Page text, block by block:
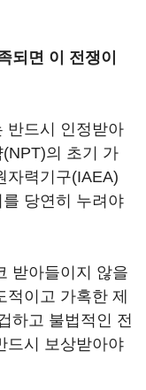
되면 이 전쟁이
반드시 인정받아
의 초기 가
자력기구(IAEA)
당연히 누려야
받아들이지 않을
이고 가혹한 제
하고 불법적인 전
드시 보상받아야